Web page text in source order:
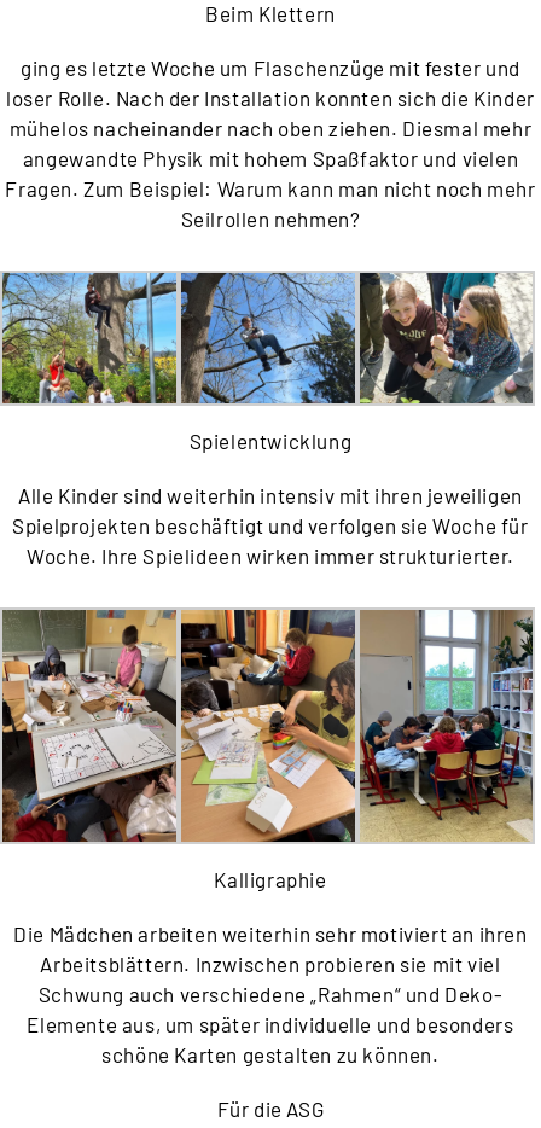
Beim Klettern
ging es letzte Woche um Flaschenzüge mit fester und
loser Rolle. Nach der Installation konnten sich die Kinder
mühelos nacheinander nach oben ziehen. Diesmal mehr
angewandte Physik mit hohem Spaßfaktor und vielen
Fragen. Zum Beispiel: Warum kann man nicht noch mehr
Seilrollen nehmen?
Spielentwicklung
Alle Kinder sind weiterhin intensiv mit ihren jeweiligen
Spielprojekten beschäftigt und verfolgen sie Woche für
Woche. Ihre Spielideen wirken immer strukturierter.
Kalligraphie
Die Mädchen arbeiten weiterhin sehr motiviert an ihren
Arbeitsblättern. Inzwischen probieren sie mit viel
Schwung auch verschiedene „Rahmen“ und Deko-
Elemente aus, um später individuelle und besonders
schöne Karten gestalten zu können.
Für die ASG